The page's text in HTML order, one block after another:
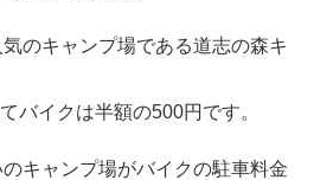
のキャンプ場である道志の森キ
バイクは半額の500円です。
キャンプ場がバイクの駐車料金